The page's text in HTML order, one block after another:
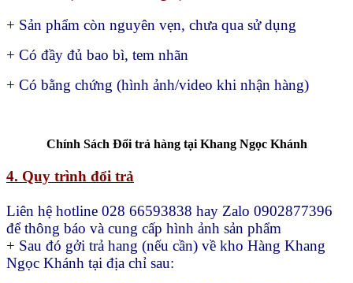
+ Sản phẩm còn nguyên vẹn, chưa qua sử dụng
+ Có đầy đủ bao bì, tem nhãn
+ Có bằng chứng (hình ảnh/video khi nhận hàng)
Chính Sách Đổi trả hàng tại Khang Ngọc Khánh
4. Quy trình đổi trả
Liên hệ hotline 028 66593838 hay Zalo 0902877396
để thông báo và cung cấp hình ảnh sản phẩm
+ Sau đó gởi trả hang (nếu cần) về kho Hàng Khang
Ngọc Khánh tại địa chỉ sau: